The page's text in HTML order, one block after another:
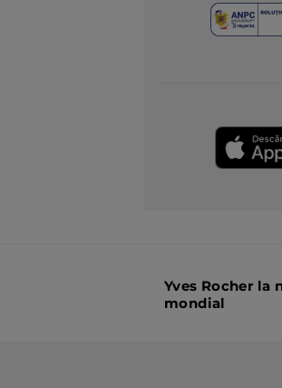
Yves Rocher la
mondial